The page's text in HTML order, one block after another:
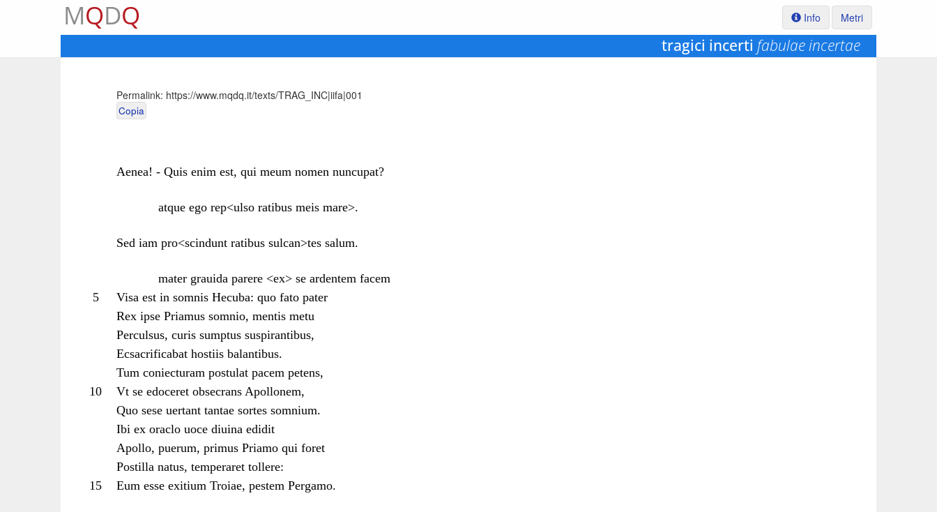
MQDQ Info Metri
tragici incerti fabulae incertae
Permalink: https://www.mqdq.it/texts/TRAG_INC|iifa|001
Copia
Aenea! - Quis enim est, qui meum nomen nuncupat?
atque ego rep<ulso ratibus meis mare>.
Sed iam pro<scindunt ratibus sulcan>tes salum.
mater grauida parere <ex> se ardentem facem
5
Visa est in somnis Hecuba: quo fato pater
Rex ipse Priamus somnio, mentis metu
Perculsus, curis sumptus suspirantibus,
Ecsacrificabat hostiis balantibus.
Tum coniecturam postulat pacem petens,
10
Vt se edoceret obsecrans Apollonem,
Quo sese uertant tantae sortes somnium.
Ibi ex oraclo uoce diuina edidit
Apollo, puerum, primus Priamo qui foret
Postilla natus, temperaret tollere:
15
Eum esse exitium Troiae, pestem Pergamo.